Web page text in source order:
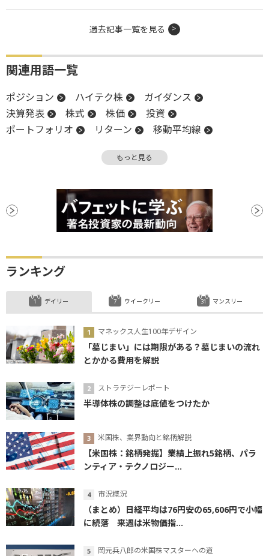
過去記事一覧を見る
関連用語一覧
ポジション ハイテク株
ガイダンス
決算発表
株式 株価
投資
ポートフォリオ
リターン
移動平均線
反発 引け
消費者信頼感指数 CEO
調整
ナスダック100
パフォーマンス
ファンド
もっと見る
ランキング
デイリー
マネックス人生100年デザイン
「墓じまい」には期限がある？墓じまいの流れ
とかかる費用を解説
ストラテジーレポート
半導体株の調整は底値をつけたか
米国株、業界動向と銘柄解説
【米国株：銘柄発掘】業績上振れ5銘柄、パラ
ンティア・テクノロジー...
市況概況
（まとめ）日経平均は76円安の65,606円で小幅
に続落 来週は米物価指...
岡元兵八郎の米国株マスターへの道
ウイークリー マンスリー